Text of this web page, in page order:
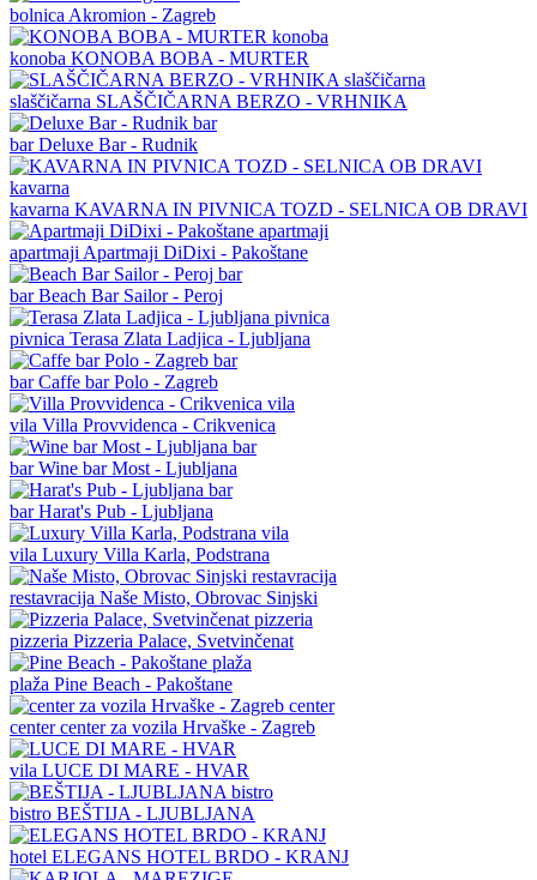
bolnica Akromion - Zagreb
konoba KONOBA BOBA - MURTER
slaščičarna SLAŠČIČARNA BERZO - VRHNIKA
barDeluxe Bar - Rudnik
kavarna KAVARNA IN PIVNICA TOZD - SELNICA OB DRAVI
apartmaji Apartmaji DiDixi - Pakoštane
barBeach Bar Sailor - Peroj
pivnica Terasa Zlata Ladjica - Ljubljana
barCaffe bar Polo - Zagreb
vila Villa Provvidenca - Crikvenica
barWine bar Most - Ljubljana
barHarat's Pub - Ljubljana
vila Luxury Villa Karla, Podstrana
restavracija Naše Misto, Obrovac Sinjski
pizzeria Pizzeria Palace, Svetvinčenat
plaža Pine Beach - Pakoštane
centercenter za vozila Hrvaške - Zagreb
vila LUCE DI MARE - HVAR
bistro BEŠTIJA - LJUBLJANA
hotel ELEGANS HOTEL BRDO - KRANJ